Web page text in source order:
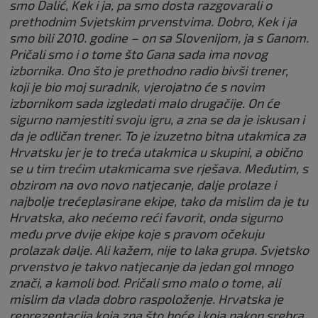
smo Dalić, Kek i ja, pa smo dosta razgovarali o
prethodnim Svjetskim prvenstvima. Dobro, Kek i ja
smo bili 2010. godine – on sa Slovenijom, ja s Ganom.
Pričali smo i o tome što Gana sada ima novog
izbornika. Ono što je prethodno radio bivši trener,
koji je bio moj suradnik, vjerojatno će s novim
izbornikom sada izgledati malo drugačije. On će
sigurno namjestiti svoju igru, a zna se da je iskusan i
da je odličan trener. To je izuzetno bitna utakmica za
Hrvatsku jer je to treća utakmica u skupini, a obično
se u tim trećim utakmicama sve rješava. Međutim, s
obzirom na ovo novo natjecanje, dalje prolaze i
najbolje trećeplasirane ekipe, tako da mislim da je tu
Hrvatska, ako nećemo reći favorit, onda sigurno
među prve dvije ekipe koje s pravom očekuju
prolazak dalje. Ali kažem, nije to laka grupa. Svjetsko
prvenstvo je takvo natjecanje da jedan gol mnogo
znači, a kamoli bod. Pričali smo malo o tome, ali
mislim da vlada dobro raspoloženje. Hrvatska je